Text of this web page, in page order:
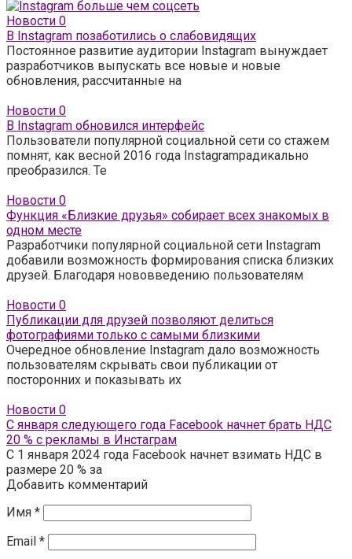
Новости 0
В Instagram позаботились о слабовидящих
Постоянное развитие аудитории Instagram вынуждает
разработчиков выпускать все новые и новые
обновления, рассчитанные на
Новости 0
В Instagram обновился интерфейс
Пользователи популярной социальной сети со стажем
помнят, как весной 2016 года Instagramрадикально
преобразился. Те
Новости 0
Функция «Близкие друзья» собирает всех знакомых в
одном месте
Разработчики популярной социальной сети Instagram
добавили возможность формирования списка близких
друзей. Благодаря нововведению пользователям
Новости 0
Публикации для друзей позволяют делиться
фотографиями только с самыми близкими
Очередное обновление Instagram дало возможность
пользователям скрывать свои публикации от
посторонних и показывать их
Новости 0
С января следующего года Facebook начнет брать НДС
20 % с рекламы в Инстаграм
С 1 января 2024 года Facebook начнет взимать НДС в
размере 20 % за
Добавить комментарий
Имя *
Email *